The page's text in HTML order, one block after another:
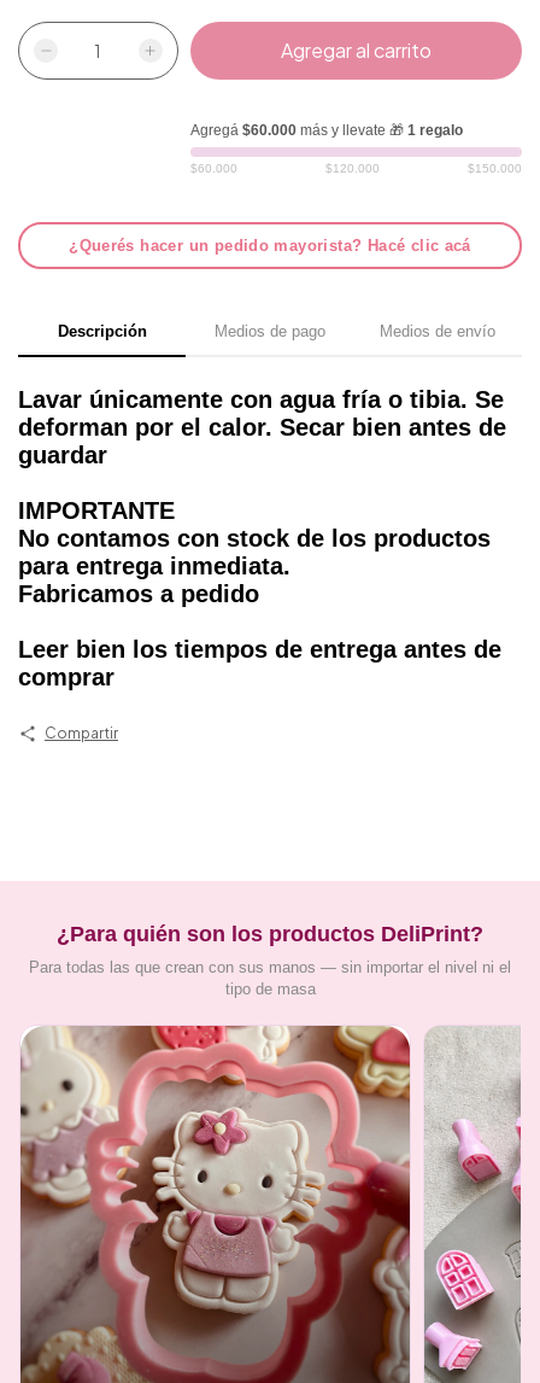
Agregá $60.000más y llevate 🎁 1 regalo
$60.000 $120.000 $150.000
¿Querés hacer un pedido mayorista? Hacé clic acá
Descripción Medios de pago Medios de envío
Lavar únicamente con agua fría o tibia. Se
deforman por el calor. Secar bien antes de
guardar
IMPORTANTE
No contamos con stock de los productos
para entrega inmediata.
Fabricamos a pedido
Leer bien los tiempos de entrega antes de
comprar
Compartir
¿Para quién son los productos DeliPrint?
Para todas las que crean con sus manos — sin importar el nivel ni el
tipo de masa